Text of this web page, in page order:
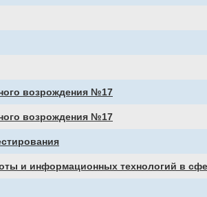
возрождения №17
возрождения №17
и информационных технологий в